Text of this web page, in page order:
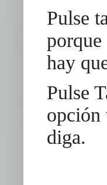
Pulse
porque
hay
Pulse
opción
diga.